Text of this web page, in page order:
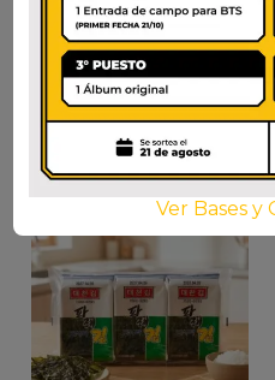
10.900
AÑADIR AL CARRITO
Ver Bases y